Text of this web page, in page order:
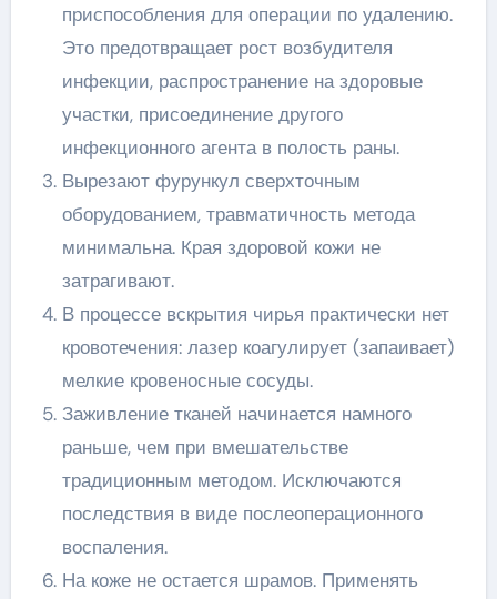
приспособления для операции по удалению.
Это предотвращает рост возбудителя
инфекции, распространение на здоровые
участки, присоединение другого
инфекционного агента в полость раны.
Вырезают фурункул сверхточным
оборудованием, травматичность метода
минимальна. Края здоровой кожи не
затрагивают.
В процессе вскрытия чирья практически нет
кровотечения: лазер коагулирует (запаивает)
мелкие кровеносные сосуды.
Заживление тканей начинается намного
раньше, чем при вмешательстве
традиционным методом. Исключаются
последствия в виде послеоперационного
воспаления.
На коже не остается шрамов. Применять